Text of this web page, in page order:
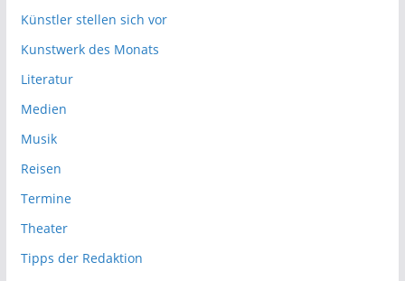
Künstler stellen sich vor
Kunstwerk des Monats
Literatur
Medien
Musik
Reisen
Termine
Theater
Tipps der Redaktion